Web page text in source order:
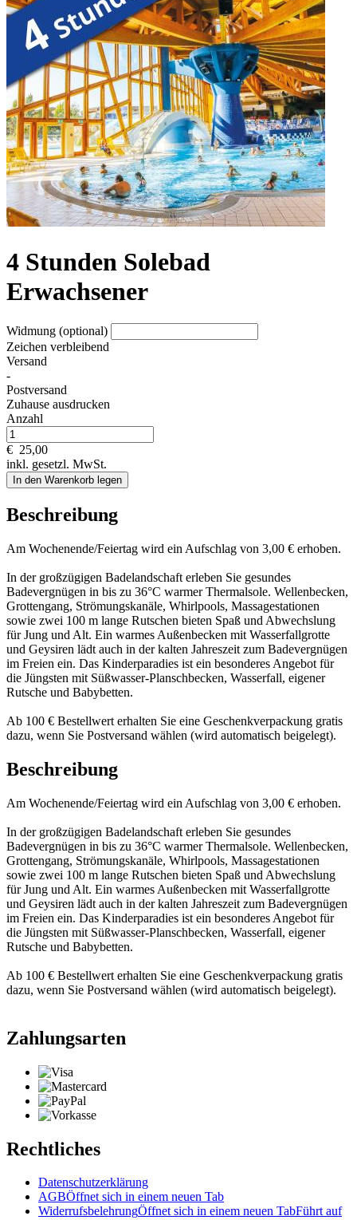
4 Stunden Solebad
Erwachsener
Widmung (optional)
Zeichen verbleibend
Versand
-
Postversand
Zuhause ausdrucken
Anzahl
€ 25,00
inkl. gesetzl. MwSt.
In den Warenkorb legen
Beschreibung
Am Wochenende/Feiertag wird ein Aufschlag von 3,00 € erhoben.
In der großzügigen Badelandschaft erleben Sie gesundes
Badevergnügen in bis zu 36°C warmer Thermalsole. Wellenbecken,
Grottengang, Strömungskanäle, Whirlpools, Massagestationen
sowie zwei 100 m lange Rutschen bieten Spaß und Abwechslung
für Jung und Alt. Ein warmes Außenbecken mit Wasserfallgrotte
und Geysiren lädt auch in der kalten Jahreszeit zum Badevergnügen
im Freien ein. Das Kinderparadies ist ein besonderes Angebot für
die Jüngsten mit Süßwasser-Planschbecken, Wasserfall, eigener
Rutsche und Babybetten.
Ab 100 € Bestellwert erhalten Sie eine Geschenkverpackung gratis
dazu, wenn Sie Postversand wählen (wird automatisch beigelegt).
Beschreibung
Am Wochenende/Feiertag wird ein Aufschlag von 3,00 € erhoben.
In der großzügigen Badelandschaft erleben Sie gesundes
Badevergnügen in bis zu 36°C warmer Thermalsole. Wellenbecken,
Grottengang, Strömungskanäle, Whirlpools, Massagestationen
sowie zwei 100 m lange Rutschen bieten Spaß und Abwechslung
für Jung und Alt. Ein warmes Außenbecken mit Wasserfallgrotte
und Geysiren lädt auch in der kalten Jahreszeit zum Badevergnügen
im Freien ein. Das Kinderparadies ist ein besonderes Angebot für
die Jüngsten mit Süßwasser-Planschbecken, Wasserfall, eigener
Rutsche und Babybetten.
Ab 100 € Bestellwert erhalten Sie eine Geschenkverpackung gratis
dazu, wenn Sie Postversand wählen (wird automatisch beigelegt).
Zahlungsarten
Rechtliches
Datenschutzerklärung
AGBÖffnet sich in einem neuen Tab
WiderrufsbelehrungÖffnet sich in einem neuen TabFührt auf